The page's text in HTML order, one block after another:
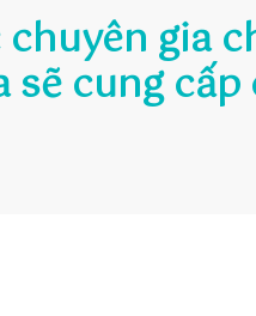
chuyên gia
sẽ cung